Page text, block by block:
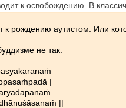
к освобождению. В
к рождению аутистом. Или
не так:
|
||